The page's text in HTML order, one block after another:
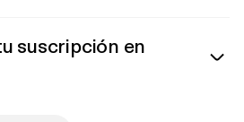
suscripción en